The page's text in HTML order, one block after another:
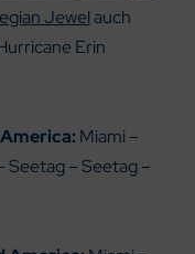
Jewelauch
Erin
Miami –
Seetag – Seetag –